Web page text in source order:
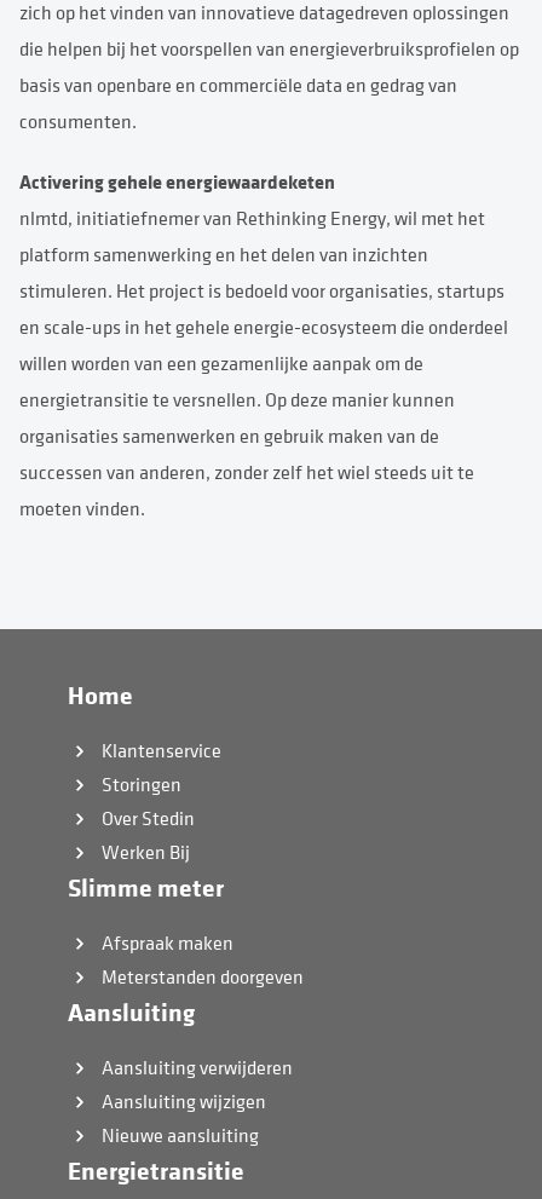
zich op het vinden van innovatieve datagedreven oplossingen
die helpen bij het voorspellen van energieverbruiksprofielen op
basis van openbare en commerciële data en gedrag van
consumenten.
Activering gehele energiewaardeketen
nlmtd, initiatiefnemer van Rethinking Energy, wil met het
platform samenwerking en het delen van inzichten
stimuleren. Het project is bedoeld voor organisaties, startups
en scale-ups in het gehele energie-ecosysteem die onderdeel
willen worden van een gezamenlijke aanpak om de
energietransitie te versnellen. Op deze manier kunnen
organisaties samenwerken en gebruik maken van de
successen van anderen, zonder zelf het wiel steeds uit te
moeten vinden.
Home
Klantenservice
Storingen
Over Stedin
Werken Bij
Slimme meter
Afspraak maken
Meterstanden doorgeven
Aansluiting
Aansluiting verwijderen
Aansluiting wijzigen
Nieuwe aansluiting
Energietransitie